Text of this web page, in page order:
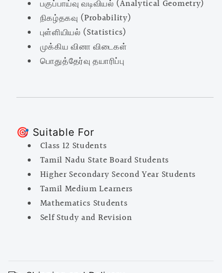
பகுப்பாய்வு வடிவியல் (Analytical Geometry)
நிகழ்தகவு (Probability)
புள்ளியியல் (Statistics)
முக்கிய வினா விடைகள்
பொதுத்தேர்வு தயாரிப்பு
🎯 Suitable For
Class 12 Students
Tamil Nadu State Board Students
Higher Secondary Second Year Students
Tamil Medium Learners
Mathematics Students
Self Study and Revision
o